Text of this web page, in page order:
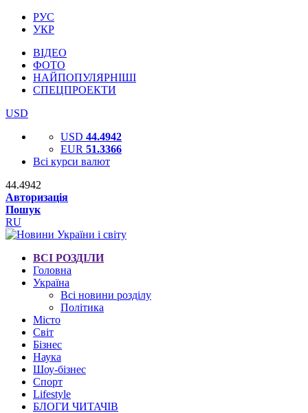
РУС
УКР
ВІДЕО
ФОТО
НАЙПОПУЛЯРНІШІ
СПЕЦПРОЕКТИ
USD
USD 44.4942
EUR 51.3366
Всі курси валют
44.4942
Авторизація
Пошук
RU
ВСІ РОЗДІЛИ
Головна
Україна
Всі новини розділу
Політика
Місто
Світ
Бізнес
Наука
Шоу-бізнес
Спорт
Lifestyle
БЛОГИ ЧИТАЧІВ